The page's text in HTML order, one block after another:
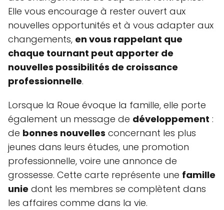
Elle vous encourage à rester ouvert aux
nouvelles opportunités et à vous adapter aux
changements, en vous rappelant que
chaque tournant peut apporter de
nouvelles possibilités de croissance
professionnelle.
Lorsque la Roue évoque la famille, elle porte
également un message de développement :
de bonnes nouvelles concernant les plus
jeunes dans leurs études, une promotion
professionnelle, voire une annonce de
grossesse. Cette carte représente une famille
unie dont les membres se complètent dans
les affaires comme dans la vie.